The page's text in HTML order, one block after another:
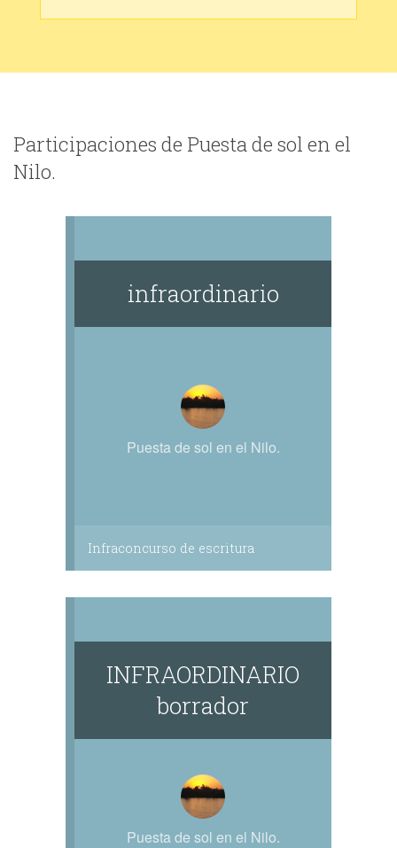
indiferente ni la salida del sol ni la
Participaciones de Puesta de sol en el
Nilo.
infraordinario
Puesta de sol en el Nilo.
Infraconcurso de escritura
INFRAORDINARIO
borrador
Puesta de sol en el Nilo.